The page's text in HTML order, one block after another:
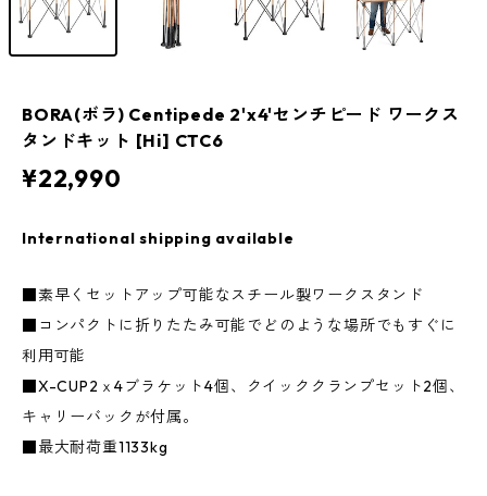
BORA(ボラ) Centipede 2'x4'センチピード ワークス
タンドキット [Hi] CTC6
¥22,990
International shipping available
■素早くセットアップ可能なスチール製ワークスタンド
■コンパクトに折りたたみ可能でどのような場所でもすぐに
利用可能
■X-CUP2ｘ4ブラケット4個、クイッククランプセット2個、
キャリーバックが付属。
■最大耐荷重1133kg